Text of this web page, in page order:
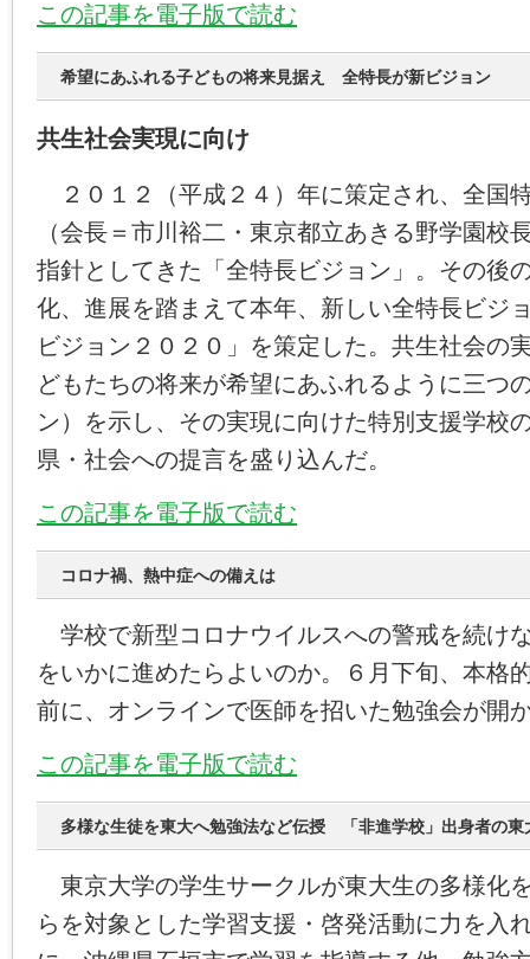
この記事を電子版で読む
希望にあふれる子どもの将来見据え 全特長が新ビジョン
共生社会実現に向け
２０１２（平成２４）年に策定され、全国
（会長＝市川裕二・東京都立あきる野学園校
指針としてきた「全特長ビジョン」。その後
化、進展を踏まえて本年、新しい全特長ビジ
ビジョン２０２０」を策定した。共生社会の
どもたちの将来が希望にあふれるように三つ
ン）を示し、その実現に向けた特別支援学校
県・社会への提言を盛り込んだ。
この記事を電子版で読む
コロナ禍、熱中症への備えは
学校で新型コロナウイルスへの警戒を続け
をいかに進めたらよいのか。６月下旬、本格
前に、オンラインで医師を招いた勉強会が開
この記事を電子版で読む
多様な生徒を東大へ勉強法など伝授 「非進学校」出身者の東
東京大学の学生サークルが東大生の多様化
らを対象とした学習支援・啓発活動に力を入